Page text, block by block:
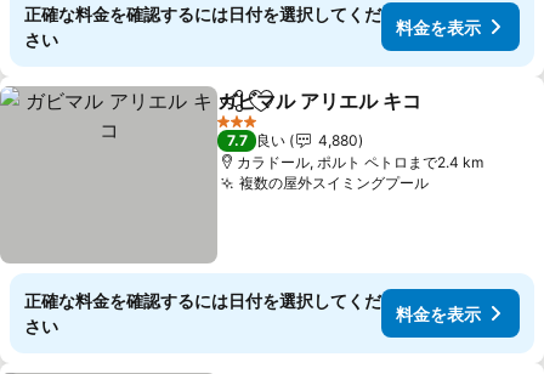
正確な料金を確認するには日付を選択してくだ
さい
料金を表示
シェアお気に入りに追加
ガビマル アリエル キコ
3 ホテルのランク
7.7 良い
4,880
カラドール, ポルト ペトロまで2.4 km
複数の屋外スイミングプール
正確な料金を確認するには日付を選択してくだ
さい
料金を表示